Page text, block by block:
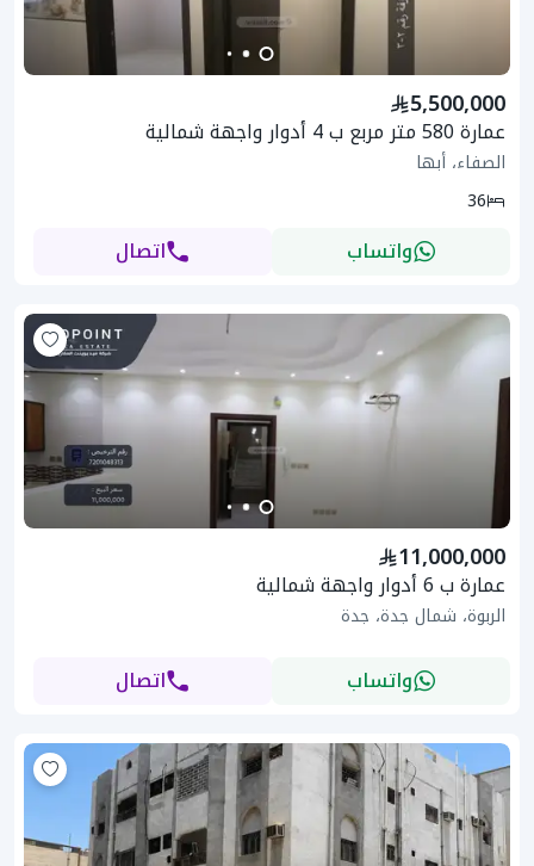
5,500,000
عمارة 580 متر مربع ب 4 أدوار واجهة شمالية
الصفاء، أبها
36
واتساب اتصال
11,000,000
عمارة ب 6 أدوار واجهة شمالية
الربوة، شمال جدة، جدة
واتساب اتصال